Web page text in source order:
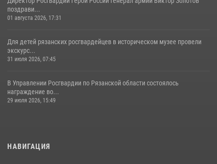
поздрави...
01 августа 2026, 17:31
Для детей рязанских росгвардейцев в историческом музее провели
экскурс...
31 июля 2026, 07:45
В Управлении Росгвардии по Рязанской области состоялось
награждение во...
29 июля 2026, 15:49
НАВИГАЦИЯ